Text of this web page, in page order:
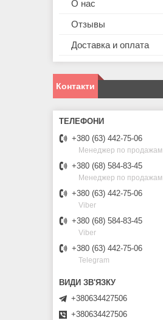
О нас
Отзывы
Доставка и оплата
Контакти
+380 (63) 442-75-06
Менеджер по продажам
+380 (68) 584-83-45
Менеджер по продажам
+380 (63) 442-75-06
Viber
+380 (68) 584-83-45
Viber
+380 (63) 442-75-06
Telegram
+380634427506
+380634427506